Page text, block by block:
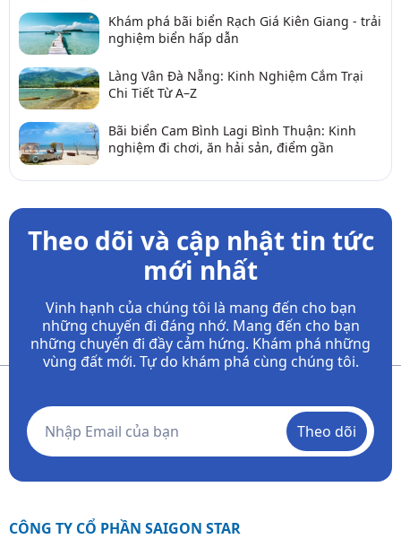
Khám phá bãi biển Rạch Giá Kiên Giang - trải
nghiệm biển hấp dẫn
Làng Vân Đà Nẵng: Kinh Nghiệm Cắm Trại
Chi Tiết Từ A–Z
Bãi biển Cam Bình Lagi Bình Thuận: Kinh
nghiệm đi chơi, ăn hải sản, điểm gần
Theo dõi và cập nhật tin tức
mới nhất
Vinh hạnh của chúng tôi là mang đến cho bạn
những chuyến đi đáng nhớ. Mang đến cho bạn
những chuyến đi đầy cảm hứng. Khám phá những
vùng đất mới. Tự do khám phá cùng chúng tôi.
Theo dõi
CÔNG TY CỔ PHẦN SAIGON STAR